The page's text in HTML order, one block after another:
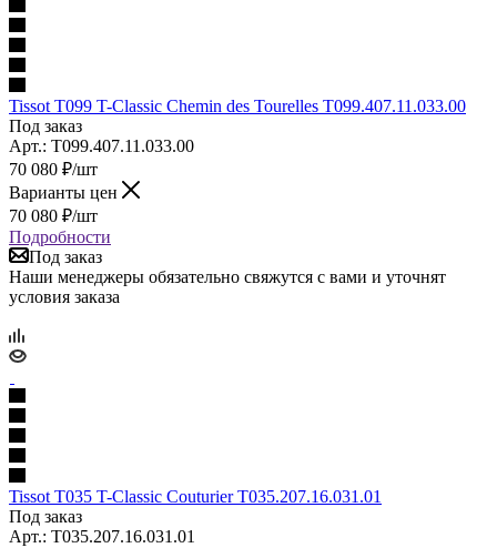
Tissot T099 T-Classic Chemin des Tourelles T099.407.11.033.00
Под заказ
Арт.: T099.407.11.033.00
70 080 ₽/шт
Варианты цен
70 080 ₽/шт
Подробности
Под заказ
Наши менеджеры обязательно свяжутся с вами и уточнят
условия заказа
Tissot T035 T-Classic Couturier T035.207.16.031.01
Под заказ
Арт.: T035.207.16.031.01